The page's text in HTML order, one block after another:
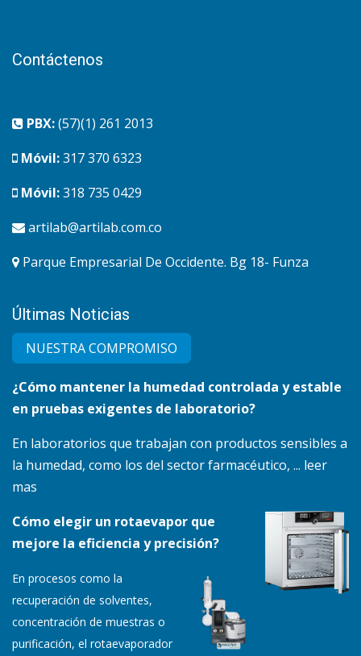
Contáctenos
PBX:(57)(1) 261 2013
Móvil:317 370 6323
Móvil:318 735 0429
artilab@artilab.com.co
Parque Empresarial De Occidente. Bg 18- Funza
Últimas Noticias
NUESTRA COMPRO​MISO
¿Cómo mantener la humedad controlada y estable
en pruebas exigentes de laboratorio?
En laboratorios que trabajan con productos sensibles a
la humedad, como los del sector farmacéutico, ... leer
mas
Cómo elegir un rotaevapor que
mejore la eficiencia y precisión?
En procesos como la
recuperación de solventes,
concentración de muestras o
purificación, el rotaevaporador